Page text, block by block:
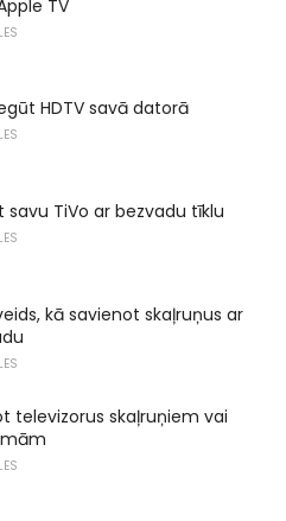
TV
HDTV savā datorā
savu TiVo ar bezvadu tīklu
kā savienot skaļruņus ar
televizorus skaļruņiem vai